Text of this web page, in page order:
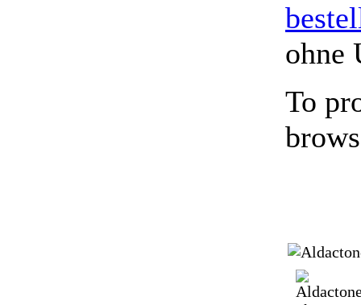
ohne
To